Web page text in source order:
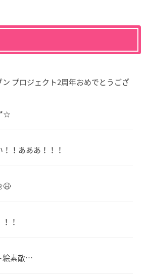
プロジェクト2周年おめでとうござ
！あああ！！！
！
絵素敵…